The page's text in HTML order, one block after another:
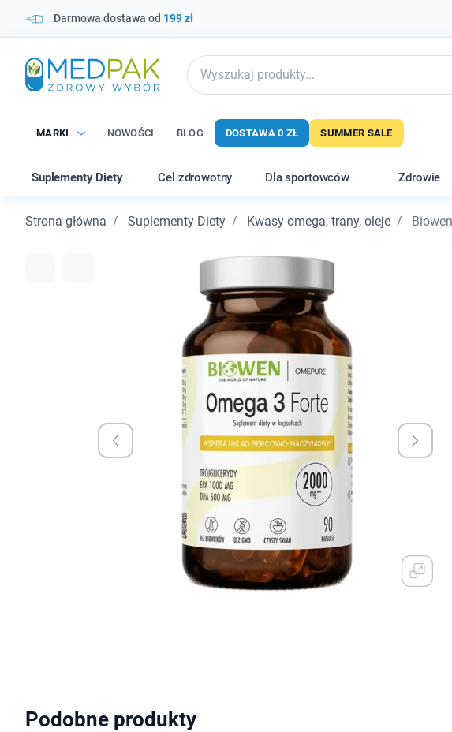
Darmowa dostawa od 199 zł
MARKI NOWOŚCI BLOG DOSTAWA 0 ZŁ SUMMER SALE
Suplementy Diety Cel zdrowotny Dla sportowców Zdrowie
Strona główna Suplementy Diety Kwasy omega, trany, oleje
Podobne produkty